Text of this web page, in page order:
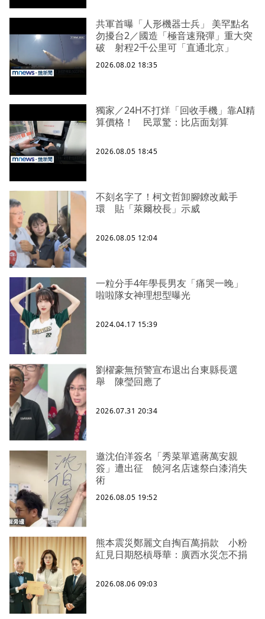
共軍首曝「人形機器士兵」 美罕點名
勿擾台2／國造「極音速飛彈」重大突
破 射程2千公里可「直通北京」
2026.08.02 18:35
獨家／24H不打烊「回收手機」靠AI精
算價格！ 民眾驚：比店面划算
2026.08.05 18:45
不刻名字了！柯文哲卸腳鐐改戴手
環 貼「萊爾校長」示威
2026.08.05 12:04
一粒分手4年學長男友「痛哭一晚」
啦啦隊女神理想型曝光
2024.04.17 15:39
劉櫂豪無預警宣布退出台東縣長選
舉 陳瑩回應了
2026.07.31 20:34
邀沈伯洋簽名「秀菜單遮蔣萬安親
簽」遭出征 饒河名店速祭白漆消失
術
2026.08.05 19:52
熊本震災鄭麗文自掏百萬捐款 小粉
紅見日期怒槓辱華：廣西水災怎不捐
2026.08.06 09:03